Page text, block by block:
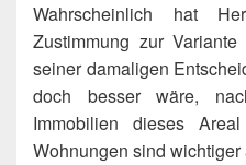
Wahrscheinlich hat
Zustimmung zur
seiner damaligen
doch besser wäre,
Immobilien dieses
Wohnungen sind